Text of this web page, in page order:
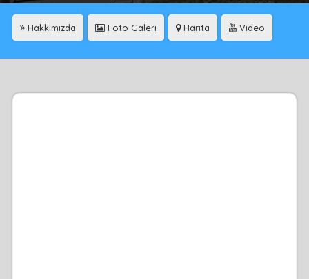
Hakkımızda Foto Galeri Harita Video